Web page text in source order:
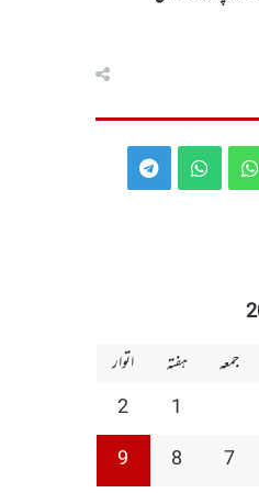
WhatsApp
WhatsApp
Telegram
جمعہ ہفتہ
اتوار
1
2
7
8
9